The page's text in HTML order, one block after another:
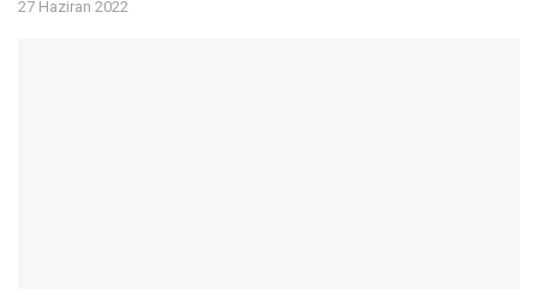
27 Haziran 2022